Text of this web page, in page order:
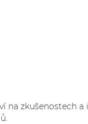
na zkušenostech